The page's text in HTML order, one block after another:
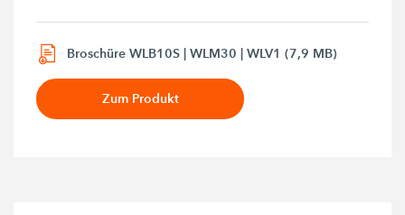
Broschüre WLB10S | WLM30 | WLV1 (7,9 MB)
Zum Produkt